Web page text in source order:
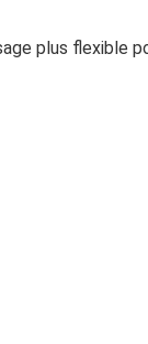
plus flexible